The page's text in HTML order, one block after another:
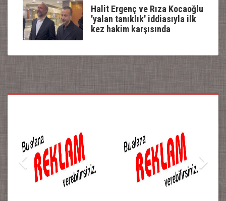
Halit Ergenç ve Rıza Kocaoğlu
'yalan tanıklık' iddiasıyla ilk
kez hakim karşısında